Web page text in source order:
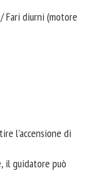
diurni (motore
l'accensione di
il guidatore può